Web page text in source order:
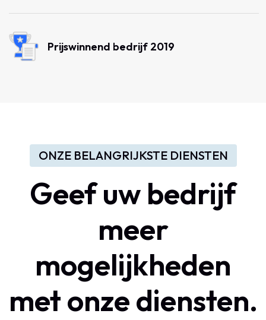
Prijswinnend bedrijf 2019
ONZE BELANGRIJKSTE DIENSTEN
Geef uw bedrijf
meer
mogelijkheden
met onze diensten.